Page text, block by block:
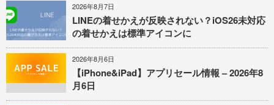
2026年8月7日
LINEの着せかえが反映されない？iOS26未対応
の着せかえは標準アイコンに
2026年8月6日
【iPhone&iPad】アプリセール情報 – 2026年8
月6日